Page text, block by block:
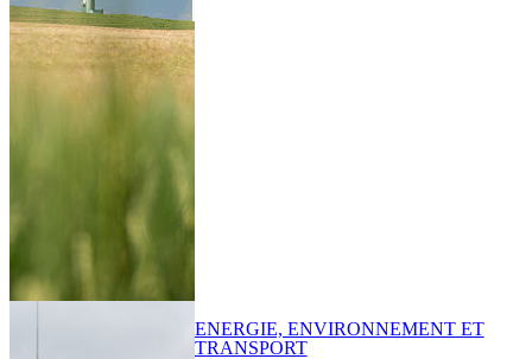
ENERGIE, ENVIRONNEMENT ET
TRANSPORT